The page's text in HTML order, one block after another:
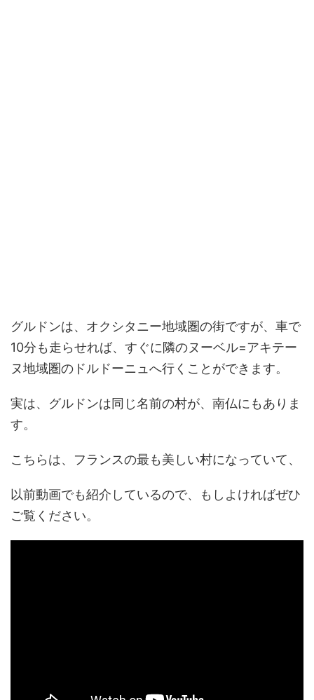
グルドンは、オクシタニー地域圏の街ですが、車で
10分も走らせれば、すぐに隣のヌーベル=アキテー
ヌ地域圏のドルドーニュへ行くことができます。
実は、グルドンは同じ名前の村が、南仏にもありま
す。
こちらは、フランスの最も美しい村になっていて、
以前動画でも紹介しているので、もしよければぜひ
ご覧ください。